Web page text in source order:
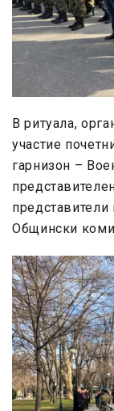
В ритуала,
участие
гарнизон –
Общински